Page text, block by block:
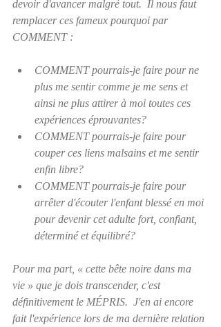
devoir d'avancer malgré tout.  Il nous faut
remplacer ces fameux pourquoi par
COMMENT :
COMMENT pourrais-je faire pour ne
plus me sentir comme je me sens et
ainsi ne plus attirer à moi toutes ces
expériences éprouvantes?
COMMENT pourrais-je faire pour
couper ces liens malsains et me sentir
enfin libre?
COMMENT pourrais-je faire pour
arrêter d'écouter l'enfant blessé en moi
pour devenir cet adulte fort, confiant,
déterminé et équilibré?
Pour ma part, « cette bête noire dans ma
vie » que je dois transcender, c'est
définitivement le MÉPRIS.  J'en ai encore
fait l'expérience lors de ma dernière relation